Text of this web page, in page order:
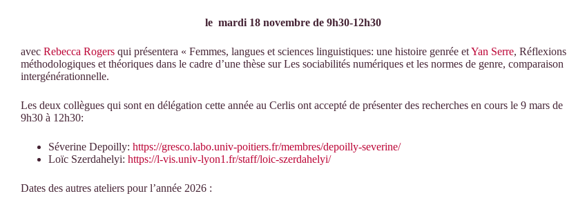
le mardi 18 novembre de 9h30-12h30
avec Rebecca Rogers qui présentera « Femmes, langues et sciences linguistiques: une histoire genrée etYan Serre, Réflexions
méthodologiques et théoriques dans le cadre d’une thèse surLes sociabilités numériques et les normes de genre, comparaison
intergénérationnelle.
Les deux collègues qui sont en délégation cette année au Cerlis ont accepté de présenter des recherches en cours le 9 mars de
9h30 à 12h30:
Séverine Depoilly: https://gresco.labo.univ-poitiers.fr/membres/depoilly-severine/
Loïc Szerdahelyi: https://l-vis.univ-lyon1.fr/staff/loic-szerdahelyi/
Dates des autres ateliers pour l’année 2026 :